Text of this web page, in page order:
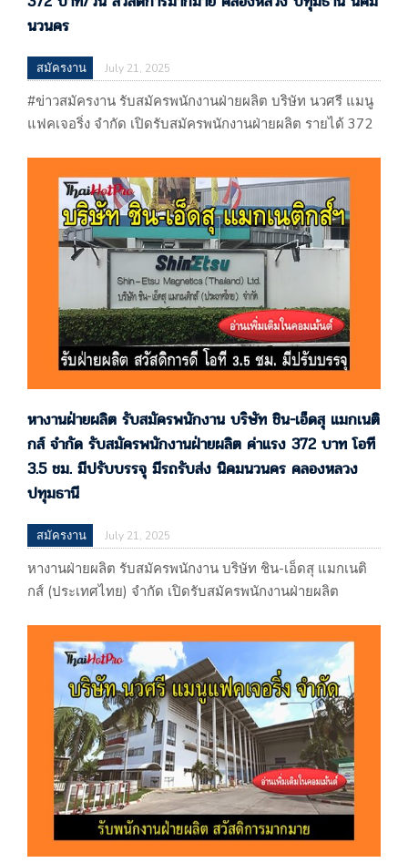
นวนคร
สมัครงาน July 21, 2025
#ข่าวสมัครงาน รับสมัครพนักงานฝ่ายผลิต บริษัท นวศรี แมนู
แฟคเจอริ่ง จำกัด เปิดรับสมัครพนักงานฝ่ายผลิต รายได้ 372
จำกัด 60/158 นิคมอุตสาหกรรมนวนคร หมู่ที่ 19 ตรอก/ซอย
17 ถนนพหลโยธิน ตำบลคลองหนึ่ง อำเภอคลองหลวง
จ.ปทุมธานี (ผลิตน้ำยาทำความสะอาดและน้ำยาปรับผ้านุ่ม
ผลิตน้ำยาบ้วนปากและอื่นๆ)…
หางานฝ่ายผลิต รับสมัครพนักงาน บริษัท ชิน-เอ็ดสุ แมกเนติ
กส์ จำกัด รับสมัครพนักงานฝ่ายผลิต ค่าแรง 372 บาท โอที
3.5 ชม. มีปรับบรรจุ มีรถรับส่ง นิคมนวนคร คลองหลวง
ปทุมธานี
สมัครงาน July 21, 2025
หางานฝ่ายผลิต รับสมัครพนักงาน บริษัท ชิน-เอ็ดสุ แมกเนติ
กส์ (ประเทศไทย) จำกัด เปิดรับสมัครพนักงานฝ่ายผลิต
นคร คลองหลวง ปทุมธานี บริษัท ชิน-เอ็ดสุ แมกเนติกส์
(ประเทศไทย) จำกัด 60/120,122,123 หมู่ที่ 19 ตำบลคลอง
หนึ่ง อำเภอคลองหลวง จ.ปทุมธานี (ผลิตส่วนประกอบ
อิเล็กทรอนิกส์) แผนที่
: https://maps.app.goo.gl/eoJNJYjUMyyE5HVB6 รับโดย :
ซับ…